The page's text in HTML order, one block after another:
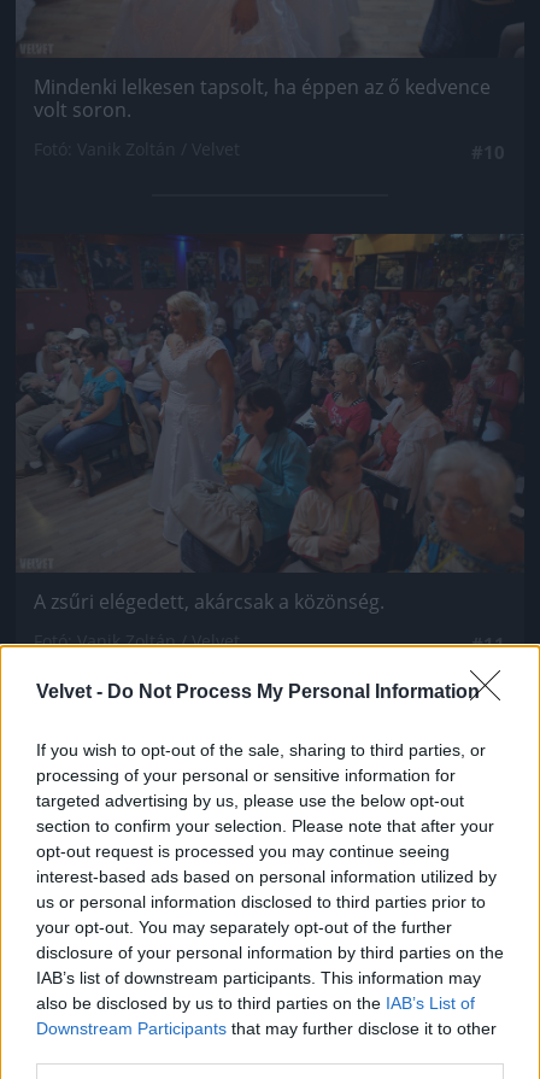
Velvet - Do Not Process My Personal Information
If you wish to opt-out of the sale, sharing to third parties, or
processing of your personal or sensitive information for
targeted advertising by us, please use the below opt-out
section to confirm your selection. Please note that after your
opt-out request is processed you may continue seeing
interest-based ads based on personal information utilized by
us or personal information disclosed to third parties prior to
your opt-out. You may separately opt-out of the further
disclosure of your personal information by third parties on the
IAB’s list of downstream participants. This information may
also be disclosed by us to third parties on the IAB’s List of
Downstream Participants that may further disclose it to other
Mindenki lelkesen tapsolt, ha éppen az ő kedvence
volt soron.
Jön még kép!
A zsűri elégedett, akárcsak a közönség.
Fotó: Vanik Zoltán / Velvet #11
Jön még kép!